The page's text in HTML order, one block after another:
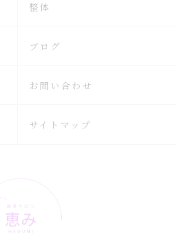
整体
ブログ
お問い合わせ
サイトマップ